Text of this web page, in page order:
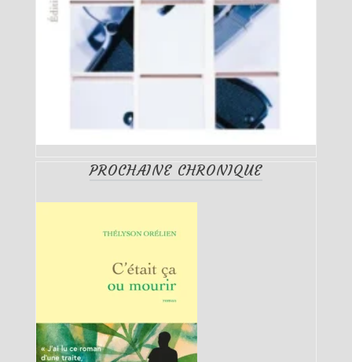
PROCHAINE CHRONIQUE